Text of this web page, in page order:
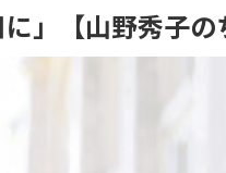
」【山野秀子の